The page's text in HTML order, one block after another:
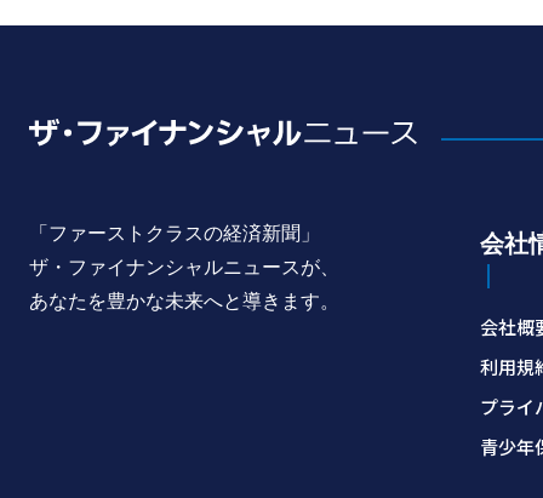
「ファーストクラスの経済新聞」
ザ・ファイナンシャルニュースが、
あなたを豊かな未来へと導きます。
会社
会社概
利用規
プライ
青少年